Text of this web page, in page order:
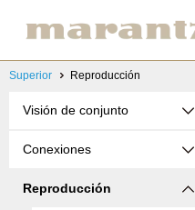
Superior Reproducción
Visión de conjunto
Conexiones
Reproducción